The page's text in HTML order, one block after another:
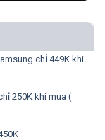
chỉ 449K khi
250K khi mua (